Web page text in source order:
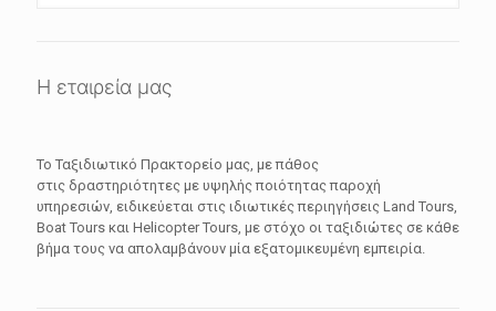
Η εταιρεία μας
Το Ταξιδιωτικό Πρακτορείο μας, με πάθος
στις δραστηριότητες με υψηλής ποιότητας παροχή
υπηρεσιών, ειδικεύεται στις ιδιωτικές περιηγήσεις Land Tours,
Boat Tours και Helicopter Tours, με στόχο οι ταξιδιώτες σε κάθε
βήμα τους να απολαμβάνουν μία εξατομικευμένη εμπειρία.